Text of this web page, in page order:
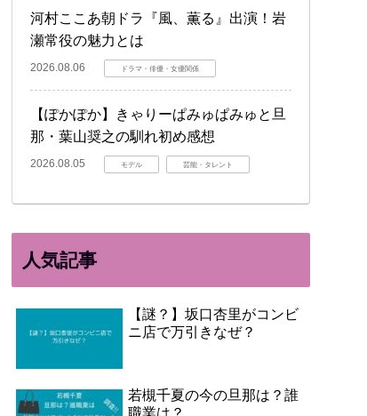
河村ここあ朝ドラ『風、薫る』出演！岩
瀬常役の魅力とは
2026.08.06 ドラマ・俳優・女優関係
【ぽかぽか】きゃりーぱみゅぱみゅと旦
那・葉山奨之の馴れ初め感想
2026.08.05 モデル 芸能・タレント
人気記事
【謎？】坂口杏里がコンビ
ニ店で万引きなぜ？
若槻千夏の今の旦那は？誰